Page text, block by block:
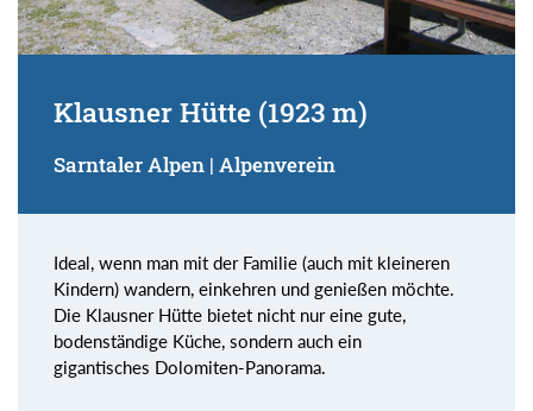
Klausner Hütte (1923 m)
Sarntaler Alpen | Alpenverein
Ideal, wenn man mit der Familie (auch mit kleineren
Kindern) wandern, einkehren und genießen möchte.
Die Klausner Hütte bietet nicht nur eine gute,
bodenständige Küche, sondern auch ein
gigantisches Dolomiten-Panorama.